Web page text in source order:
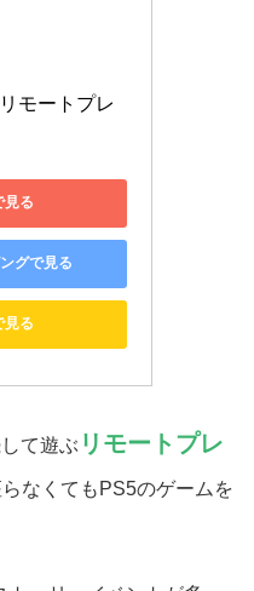
モートプレ
見る
グで見る
る
て遊ぶ リモートプレ
なくてもPS5のゲームを